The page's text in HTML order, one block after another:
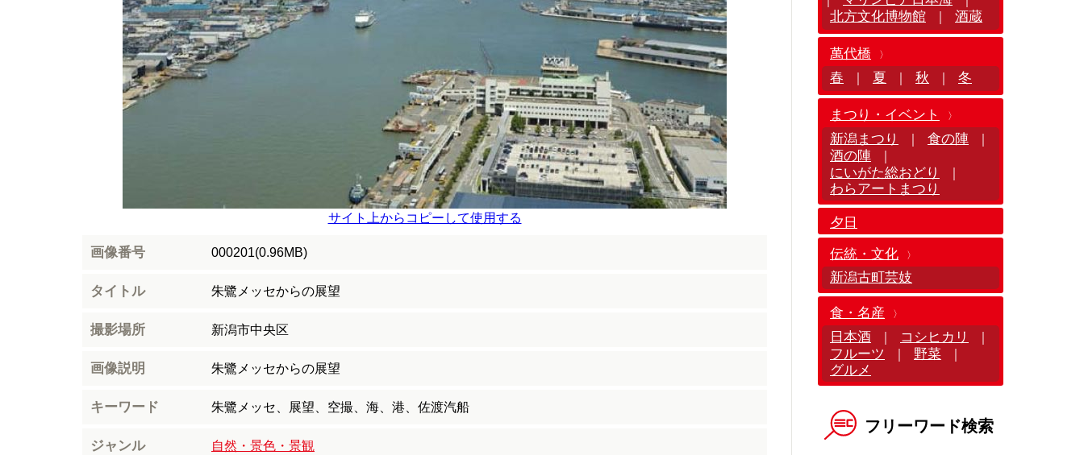
サイト上からコピーして使用する
画像番号 000201(0.96MB)
タイトル 朱鷺メッセからの展望
撮影場所 新潟市中央区
画像説明 朱鷺メッセからの展望
キーワード 朱鷺メッセ、展望、空撮、海、港、佐渡汽船
ジャンル 自然・景色・景観
北方文化博物館 酒蔵
萬代橋
春
夏 秋 冬
まつり・イベント
新潟まつり
食の陣
酒の陣
にいがた総おどり
わらアートまつり
夕日
伝統・文化
新潟古町芸妓
食・名産
日本酒
コシヒカリ
フルーツ 野菜
グルメ
フリーワード検索